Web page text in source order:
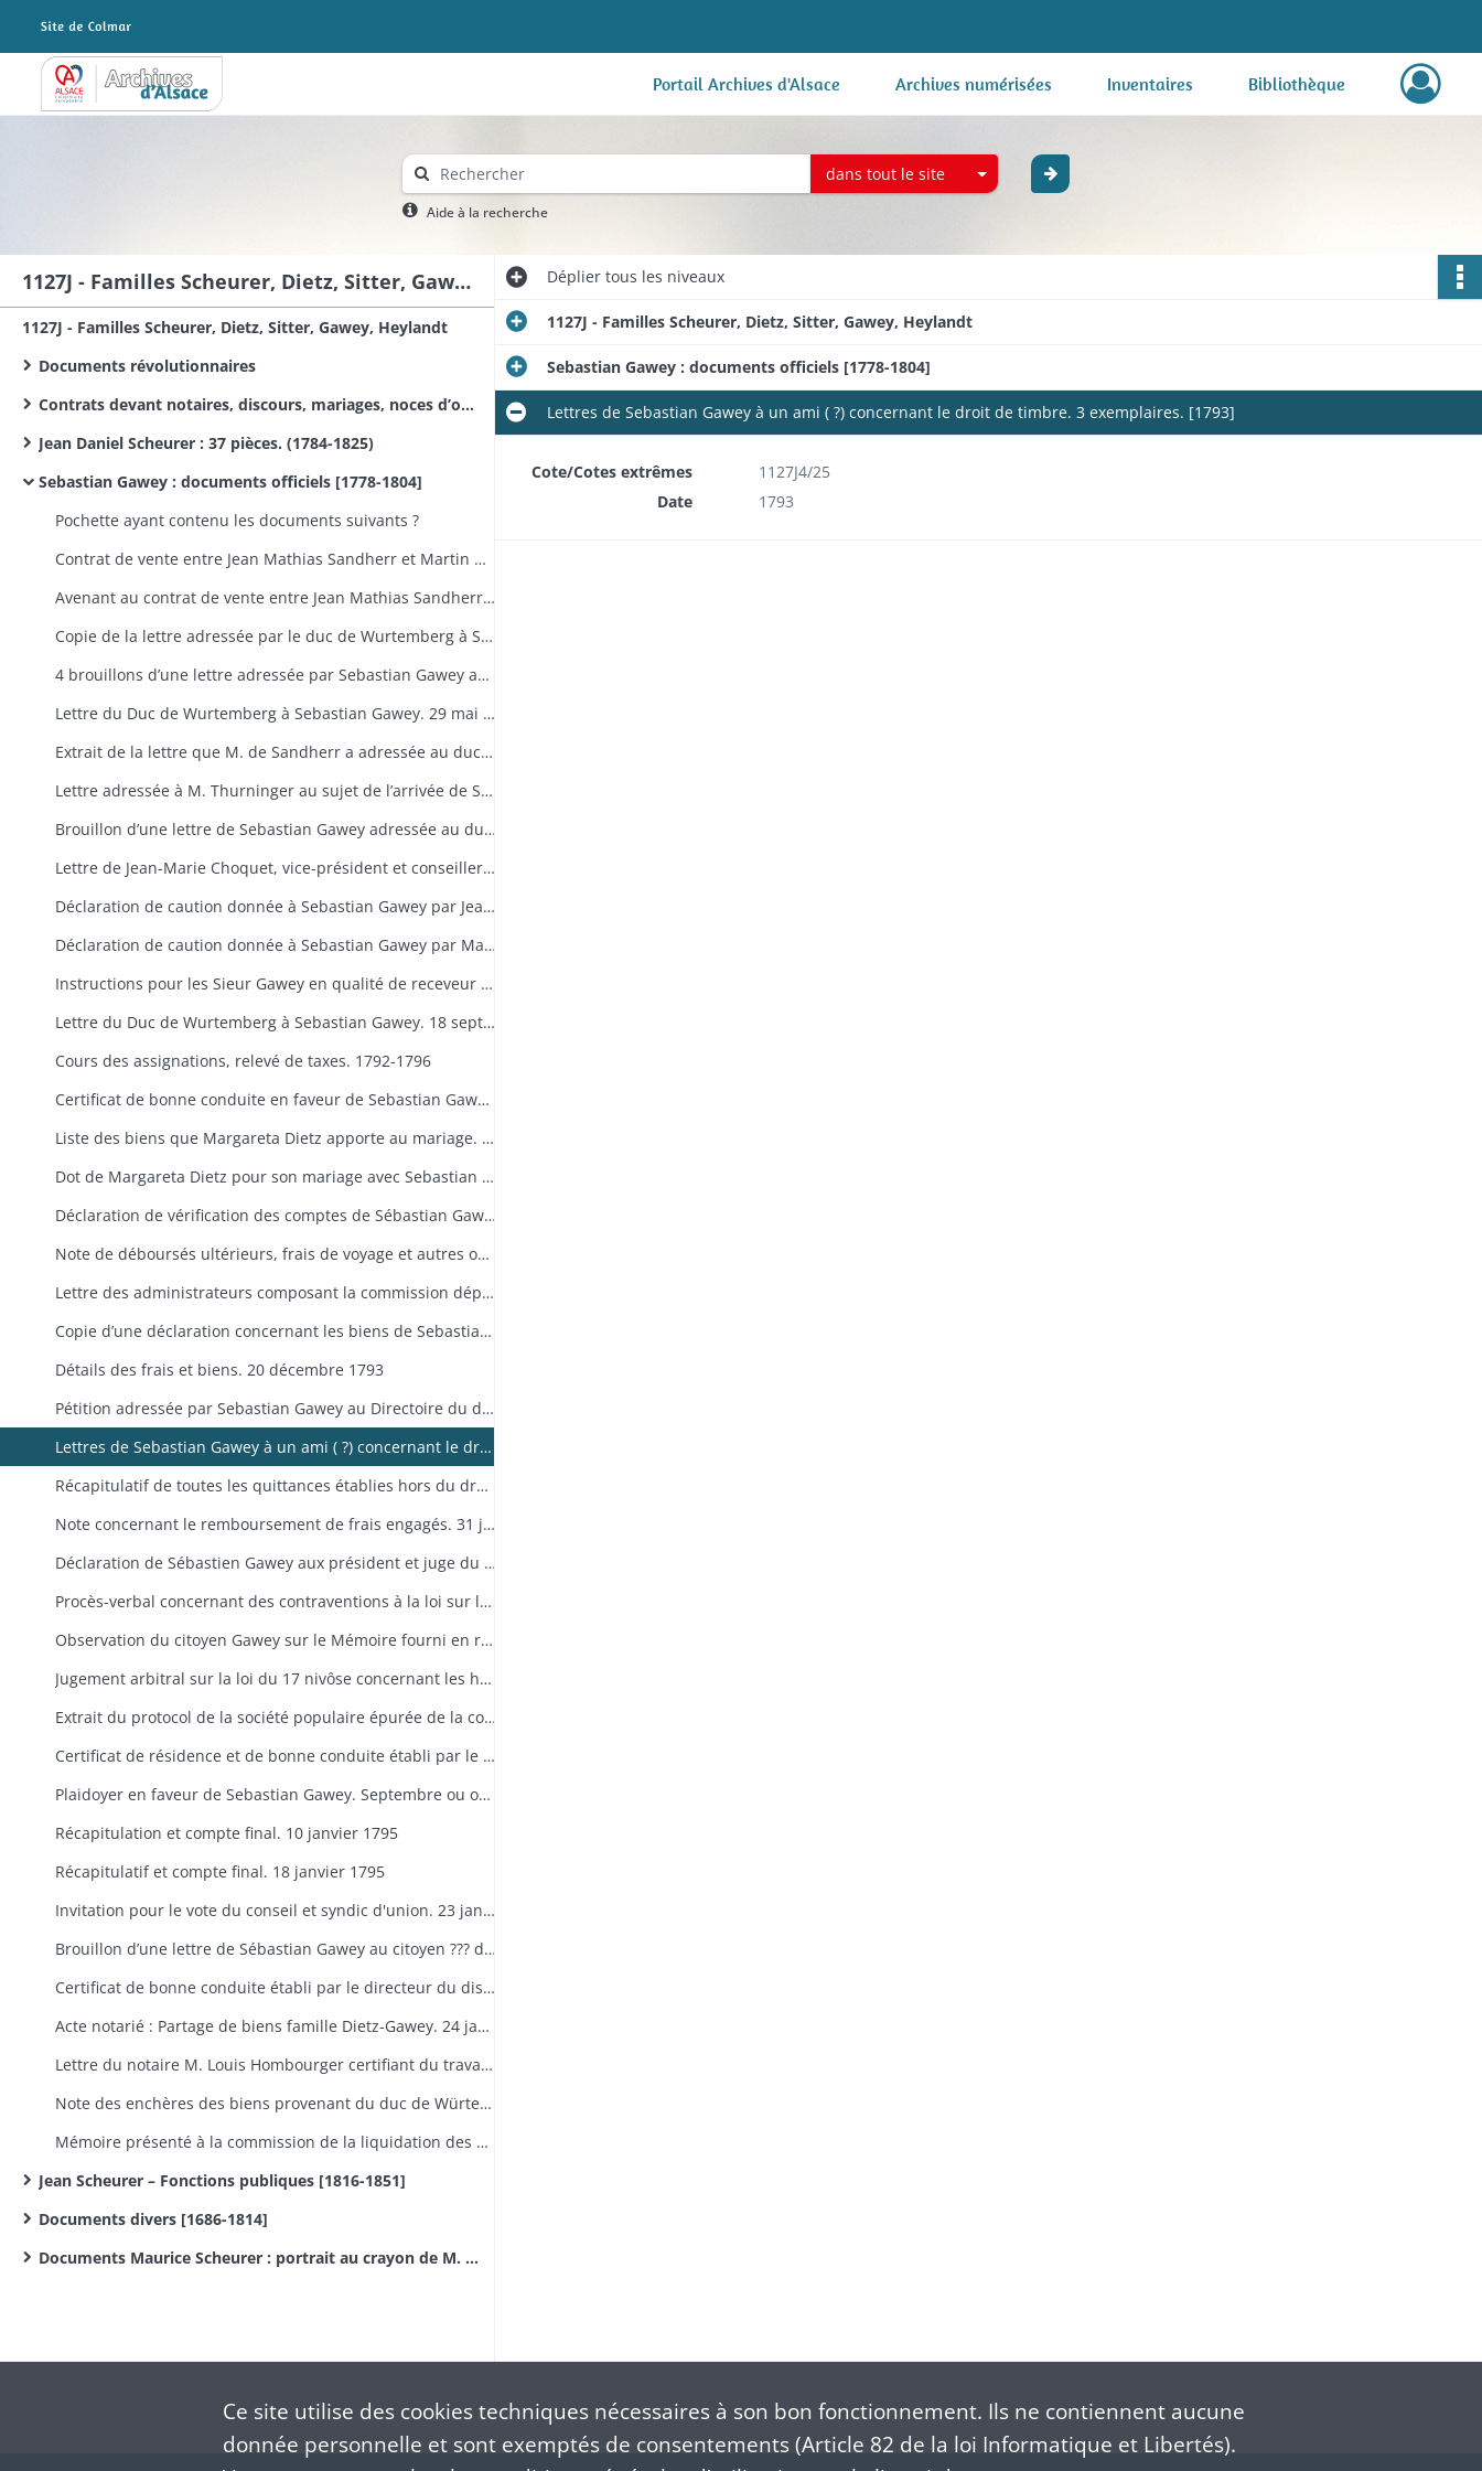
Archives Alsace - Colmar Portail Archives d'Alsace Archives numérisées Inventaires Bibliothèque
dans tout le site
Aide à la recherche
1127J - Familles Scheurer, Dietz, Sitter, Gawey, Heylandt
1127J - Familles Scheurer, Dietz, Sitter, Gawey, Heylandt
Documents révolutionnaires
Contrats devant notaires, discours, mariages, noces d’or (1771-1948)
Jean Daniel Scheurer : 37 pièces. (1784-1825)
Sebastian Gawey : documents officiels [1778-1804]
Pochette ayant contenu les documents suivants ?
Contrat de vente entre Jean Mathias Sandherr et Martin Geihsler. 12 juin 1778
Avenant au contrat de vente entre Jean Mathias Sandherr et Martin Geihsler ? et sa traduction ? 3 feuillets. 15 octobre 1782
Copie de la lettre adressée par le duc de Wurtemberg à Sandherr. 19 septembre 1786
4 brouillons d’une lettre adressée par Sebastian Gawey au duc de Wurtemberg au sujet de sa nomination au poste de receveur seigneurial à Riquewihr. 1786-1787
Lettre du Duc de Wurtemberg à Sebastian Gawey. 29 mai 1787
Extrait de la lettre que M. de Sandherr a adressée au duc de Wurtemberg et de la réponse. 31 mai 1787
Lettre adressée à M. Thurninger au sujet de l’arrivée de Sebastian Gawey. 31 août 1787
Brouillon d’une lettre de Sebastian Gawey adressée au duc de Wurtemberg ? 4 septembre 1787
Lettre de Jean-Marie Choquet, vice-président et conseiller de Régence à Sébastian Gawey au sujet de sa nomination. 7 septembre 1787
Déclaration de caution donnée à Sebastian Gawey par Jean Mathias Sandherr. 10 septembre 1787
Déclaration de caution donnée à Sebastian Gawey par Marie Salomé Müller. 10 septembre 1787
Instructions pour les Sieur Gawey en qualité de receveur de la seigneurie de Riquewihr. 13 septembre 1787
Lettre du Duc de Wurtemberg à Sebastian Gawey. 18 septembre 1787
Cours des assignations, relevé de taxes. 1792-1796
Certificat de bonne conduite en faveur de Sebastian Gawey établi par le maire de Riquewihr. 11 avril 1793
Liste des biens que Margareta Dietz apporte au mariage. 8 mai 1793
Dot de Margareta Dietz pour son mariage avec Sebastian Gawey. 22 mai 1793
Déclaration de vérification des comptes de Sébastian Gawey. 26 novembre 1793
Note de déboursés ultérieurs, frais de voyage et autres objets. 30 novembre 1793
Lettre des administrateurs composant la commission départementale du Haut-Rhin aux administrateurs du District de Colmar et copie de la lettre du directeur de l’enregistrement du département du Haut-Rhin aux citoyens et administrateurs de la commission départementale révolutionnaire du Haut-Rhin (3 décembre 1793) 8 décembre 1793
Copie d’une déclaration concernant les biens de Sebastian Gawey. 20 décembre 1793
Détails des frais et biens. 20 décembre 1793
Pétition adressée par Sebastian Gawey au Directoire du district. 23 décembre 1793
Lettres de Sebastian Gawey à un ami ( ?) concernant le droit de timbre. 3 exemplaires. [1793]
Récapitulatif de toutes les quittances établies hors du droit de timbre. [1793]
Note concernant le remboursement de frais engagés. 31 janvier 1794
Déclaration de Sébastien Gawey aux président et juge du tribunal du district de Colmar (original et copie). 12 mars 1794
Procès-verbal concernant des contraventions à la loi sur le timbre commises par Sebastian Gawey. 18 mars 1794
Observation du citoyen Gawey sur le Mémoire fourni en réponse par le citoyen Rosé ( ?) 26 mars 1794
Jugement arbitral sur la loi du 17 nivôse concernant les héritages (de la citoyenne Poujol-Nef ?) 13 avril 1794
Extrait du protocol de la société populaire épurée de la commune de Riquewihr. 24 avril 1794
Certificat de résidence et de bonne conduite établi par le maire de Riquewihr. 5 mai 1794
Plaidoyer en faveur de Sebastian Gawey. Septembre ou octobre 1794
Récapitulation et compte final. 10 janvier 1795
Récapitulatif et compte final. 18 janvier 1795
Invitation pour le vote du conseil et syndic d'union. 23 janvier 1795
Brouillon d’une lettre de Sébastian Gawey au citoyen ??? de Colmar au sujet de l’inventaire des biens du Duc de Würtemberg. 8 mars 1795
Certificat de bonne conduite établi par le directeur du district de Colmar. 10 novembre 1795
Acte notarié : Partage de biens famille Dietz-Gawey. 24 janvier 1799
Lettre du notaire M. Louis Hombourger certifiant du travail de M. Sebastian Gawey en tant que maitre clerc. 20 juin 1804
Note des enchères des biens provenant du duc de Würtemberg.
Mémoire présenté à la commission de la liquidation des dettes par Sebastian Gawey.
Jean Scheurer – Fonctions publiques [1816-1851]
Documents divers [1686-1814]
Documents Maurice Scheurer : portrait au crayon de M. Scheurer.
Dépliertous les niveaux
1127J - Familles Scheurer, Dietz, Sitter, Gawey, Heylandt
Sebastian Gawey : documents officiels [1778-1804]
Lettres de Sebastian Gawey à un ami ( ?) concernant le droit de timbre. 3 exemplaires. [1793]
Cote/Cotes extrêmes
1127J4/25
Date
1793
Ce site utilise des cookiestechniques nécessaires à son bon fonctionnement. Ils ne contiennent aucune
donnée personnelle et sont exemptés de consentements (Article 82 de la loi Informatique et Libertés).